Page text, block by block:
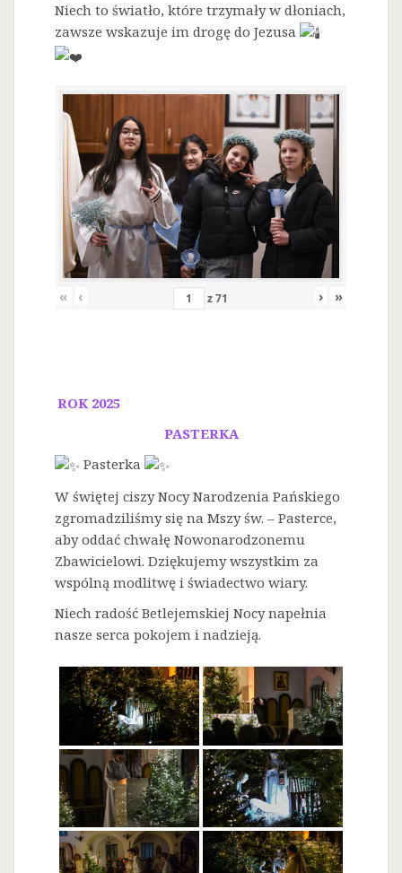
Niech to światło, które trzymały w dłoniach,
zawsze wskazuje im drogę do Jezusa
« ‹ z71 › »
ROK 2025
PASTERKA
Pasterka
W świętej ciszy Nocy Narodzenia Pańskiego
zgromadziliśmy się na Mszy św. – Pasterce,
aby oddać chwałę Nowonarodzonemu
Zbawicielowi. Dziękujemy wszystkim za
wspólną modlitwę i świadectwo wiary.
Niech radość Betlejemskiej Nocy napełnia
nasze serca pokojem i nadzieją.